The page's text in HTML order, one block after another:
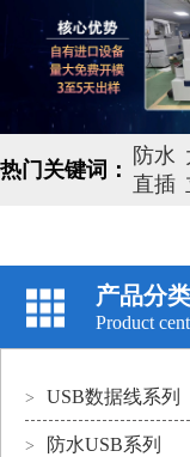
热门关键词：
防水
直插
产品分类
Product
> USB数据线系列
> 防水USB系列